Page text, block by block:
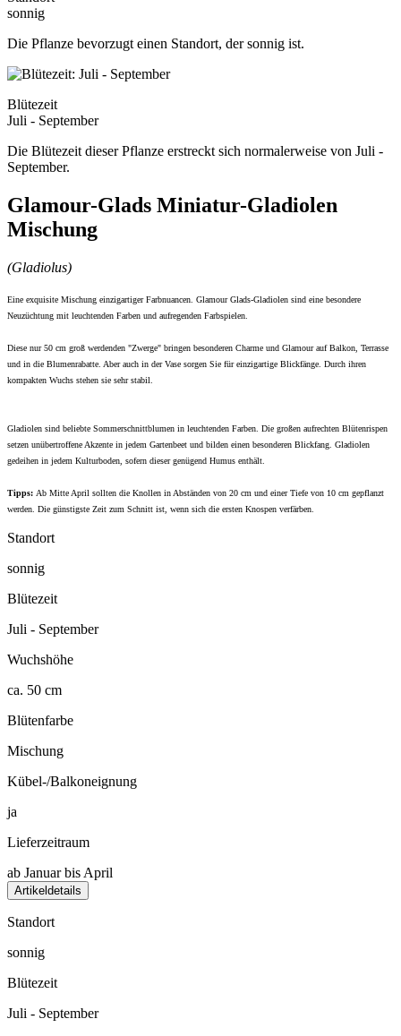
sonnig
Die Pflanze bevorzugt einen Standort, der sonnig ist.
Blütezeit
Juli - September
Die Blütezeit dieser Pflanze erstreckt sich normalerweise von Juli -
September.
Glamour-Glads Miniatur-Gladiolen
Mischung
(Gladiolus)
Eine exquisite Mischung einzigartiger Farbnuancen. Glamour Glads-Gladiolen sind eine besondere
Neuzüchtung mit leuchtenden Farben und aufregenden Farbspielen.
Diese nur 50 cm groß werdenden "Zwerge" bringen besonderen Charme und Glamour auf Balkon, Terrasse
und in die Blumenrabatte. Aber auch in der Vase sorgen Sie für einzigartige Blickfänge. Durch ihren
kompakten Wuchs stehen sie sehr stabil.
Gladiolen sind beliebte Sommerschnittblumen in leuchtenden Farben. Die großen aufrechten Blütenrispen
setzen unübertroffene Akzente in jedem Gartenbeet und bilden einen besonderen Blickfang. Gladiolen
gedeihen in jedem Kulturboden, sofern dieser genügend Humus enthält.
Tipps: Ab Mitte April sollten die Knollen in Abständen von 20 cm und einer Tiefe von 10 cm gepflanzt
werden. Die günstigste Zeit zum Schnitt ist, wenn sich die ersten Knospen verfärben.
Standort
sonnig
Blütezeit
Juli - September
Wuchshöhe
ca. 50 cm
Blütenfarbe
Mischung
Kübel-/Balkoneignung
ja
Lieferzeitraum
ab Januar bis April
Artikeldetails
Standort
sonnig
Blütezeit
Juli - September